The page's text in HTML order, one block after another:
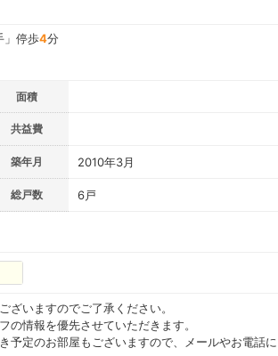
」停歩4分
面積
共益費
築年月 2010年3月
総戸数 6戸
ざいますのでご了承ください。
情報を優先させていただきます。
予定のお部屋もございますので、メールやお電話に